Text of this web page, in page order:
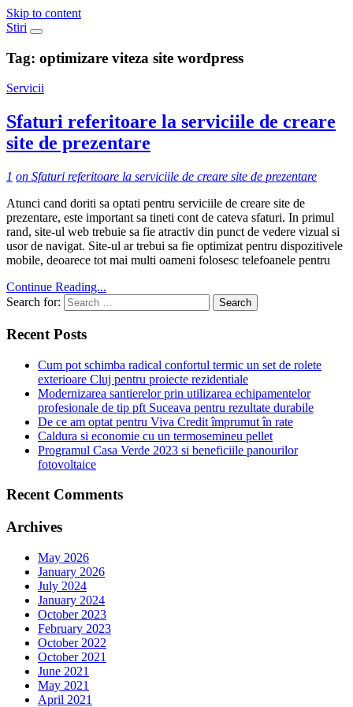
Skip to content
Stiri
Tag: optimizare viteza site wordpress
Servicii
Sfaturi referitoare la serviciile de creare
site de prezentare
1 on Sfaturi referitoare la serviciile de creare site de prezentare
Atunci cand doriti sa optati pentru serviciile de creare site de
prezentare, este important sa tineti cont de cateva sfaturi. In primul
rand, site-ul web trebuie sa fie atractiv din punct de vedere vizual si
usor de navigat. Site-ul ar trebui sa fie optimizat pentru dispozitivele
mobile, deoarece tot mai multi oameni folosesc telefoanele pentru
Continue Reading...
Search for:
Recent Posts
Cum pot schimba radical confortul termic un set de rolete
exterioare Cluj pentru proiecte rezidentiale
Modernizarea santierelor prin utilizarea echipamentelor
profesionale de tip pft Suceava pentru rezultate durabile
De ce am optat pentru Viva Credit împrumut în rate
Caldura si economie cu un termosemineu pellet
Programul Casa Verde 2023 si beneficiile panourilor
fotovoltaice
Recent Comments
Archives
May 2026
January 2026
July 2024
January 2024
October 2023
February 2023
October 2022
October 2021
June 2021
May 2021
April 2021